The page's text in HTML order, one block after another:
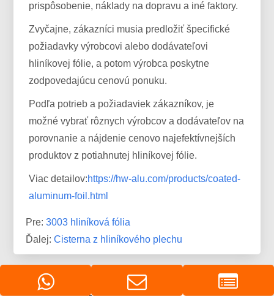
prispôsobenie, náklady na dopravu a iné faktory.
Zvyčajne, zákazníci musia predložiť špecifické
požiadavky výrobcovi alebo dodávateľovi
hliníkovej fólie, a potom výrobca poskytne
zodpovedajúcu cenovú ponuku.
Podľa potrieb a požiadaviek zákazníkov, je
možné vybrať rôznych výrobcov a dodávateľov na
porovnanie a nájdenie cenovo najefektívnejších
produktov z potiahnutej hliníkovej fólie.
Viac detailov:https://hw-alu.com/products/coated-
aluminum-foil.html
Pre:3003 hliníková fólia
Ďalej:Cisterna z hliníkového plechu